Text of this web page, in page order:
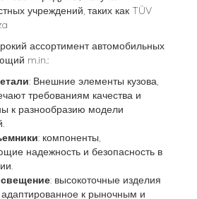
учреждений, таких как TÜV
ассортимент автомобильных
m.in.:
: Внешние элементы кузова,
требованиям качества и
к разнообразию модели
: компоненты,
надежность и безопасность в
: высокоточные изделия
к рыночным и